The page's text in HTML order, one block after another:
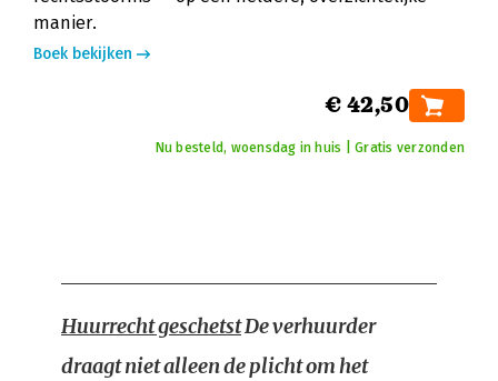
manier.
Boek bekijken
€ 42,50
Nu besteld, woensdag in huis | Gratis verzonden
Huurrecht geschetstDe verhuurder
draagt niet alleen de plicht om het